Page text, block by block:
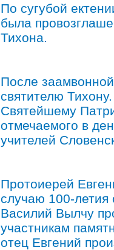
По сугубой
была
Тихона.
После
святителю
Святейшему
отмечаемого в
учителей
Протоиерей
случаю 100-летия
Василий Вылчу
участникам
отец Евгений